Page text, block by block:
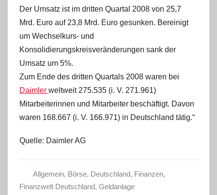
Der Umsatz ist im dritten Quartal 2008 von 25,7
Mrd. Euro auf 23,8 Mrd. Euro gesunken. Bereinigt
um Wechselkurs- und
Konsolidierungskreisveränderungen sank der
Umsatz um 5%.
Zum Ende des dritten Quartals 2008 waren bei
Daimler weltweit 275.535 (i. V. 271.961)
Mitarbeiterinnen und Mitarbeiter beschäftigt. Davon
waren 168.667 (i. V. 166.971) in Deutschland tätig.“
Quelle: Daimler AG
Allgemein, Börse, Deutschland, Finanzen,
Finanzwelt Deutschland, Geldanlage